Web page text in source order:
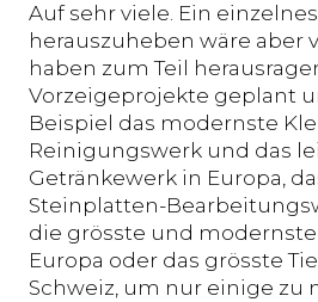
Auf sehr viele. Ein
herauszuheben wäre aber
haben zum Teil
Vorzeigeprojekte geplant
Beispiel das modernste
Reinigungswerk und das
Getränkewerk in Europa,
Steinplatten-
die grösste und
Europa oder das grösste
Schweiz, um nur einige zu